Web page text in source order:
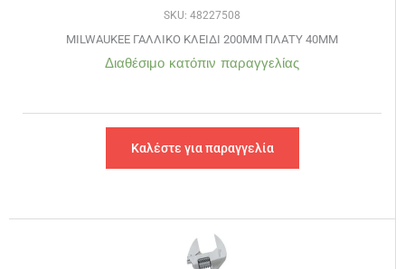
SKU: 48227508
MILWAUKEE ΓΑΛΛΙΚΟ ΚΛΕΙΔΙ 200MM ΠΛΑΤΥ 40MM
Διαθέσιμο κατόπιν παραγγελίας
Καλέστε για παραγγελία